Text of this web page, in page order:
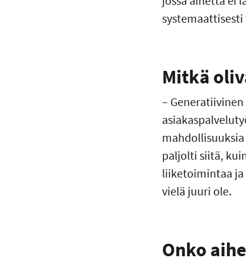
Mitkä
–
paljolti siitä,
liiketoimintaa
vielä juuri ole.
Onko